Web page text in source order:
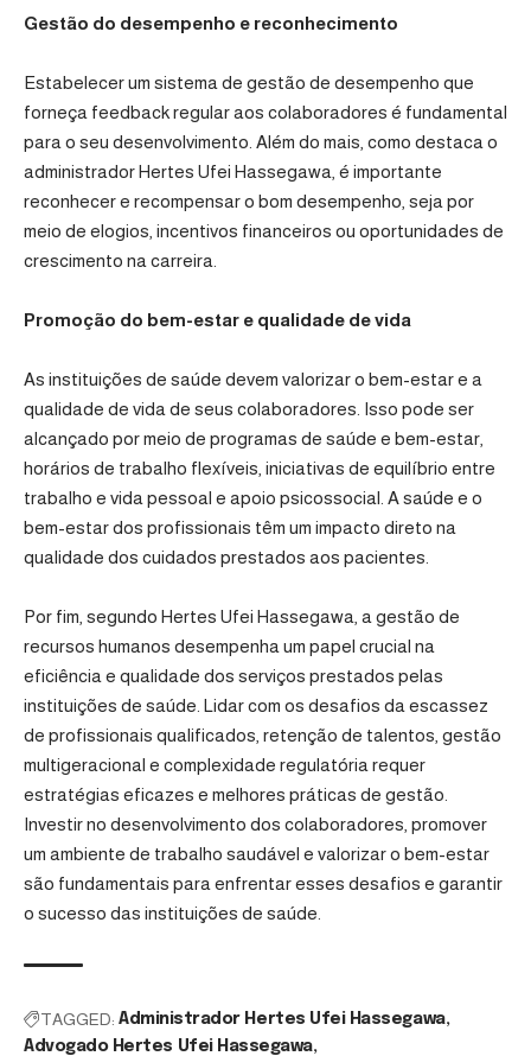
Gestão do desempenho e reconhecimento
Estabelecer um sistema de gestão de desempenho que
forneça feedback regular aos colaboradores é fundamental
para o seu desenvolvimento. Além do mais, como destaca o
administrador Hertes Ufei Hassegawa, é importante
reconhecer e recompensar o bom desempenho, seja por
meio de elogios, incentivos financeiros ou oportunidades de
crescimento na carreira.
Promoção do bem-estar e qualidade de vida
As instituições de saúde devem valorizar o bem-estar e a
qualidade de vida de seus colaboradores. Isso pode ser
alcançado por meio de programas de saúde e bem-estar,
horários de trabalho flexíveis, iniciativas de equilíbrio entre
trabalho e vida pessoal e apoio psicossocial. A saúde e o
bem-estar dos profissionais têm um impacto direto na
qualidade dos cuidados prestados aos pacientes.
Por fim, segundo Hertes Ufei Hassegawa, a gestão de
recursos humanos desempenha um papel crucial na
eficiência e qualidade dos serviços prestados pelas
instituições de saúde. Lidar com os desafios da escassez
de profissionais qualificados, retenção de talentos, gestão
multigeracional e complexidade regulatória requer
estratégias eficazes e melhores práticas de gestão.
Investir no desenvolvimento dos colaboradores, promover
um ambiente de trabalho saudável e valorizar o bem-estar
são fundamentais para enfrentar esses desafios e garantir
o sucesso das instituições de saúde.
TAGGED: Administrador Hertes Ufei Hassegawa
Advogado Hertes Ufei Hassegawa